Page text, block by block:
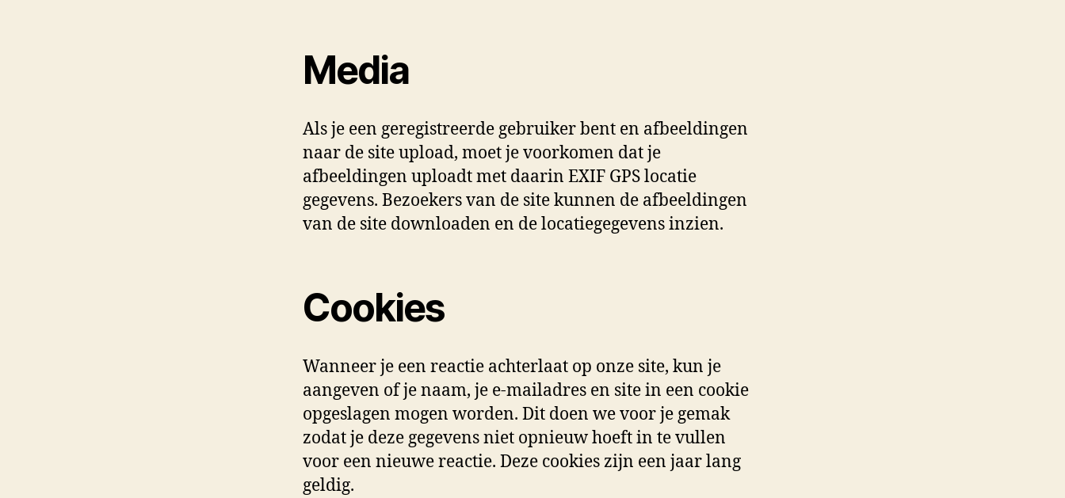
Media
Als je een geregistreerde gebruiker bent en afbeeldingen
naar de site upload, moet je voorkomen dat je
afbeeldingen uploadt met daarin EXIF GPS locatie
gegevens. Bezoekers van de site kunnen de afbeeldingen
van de site downloaden en de locatiegegevens inzien.
Cookies
Wanneer je een reactie achterlaat op onze site, kun je
aangeven of je naam, je e-mailadres en site in een cookie
opgeslagen mogen worden. Dit doen we voor je gemak
zodat je deze gegevens niet opnieuw hoeft in te vullen
voor een nieuwe reactie. Deze cookies zijn een jaar lang
geldig.